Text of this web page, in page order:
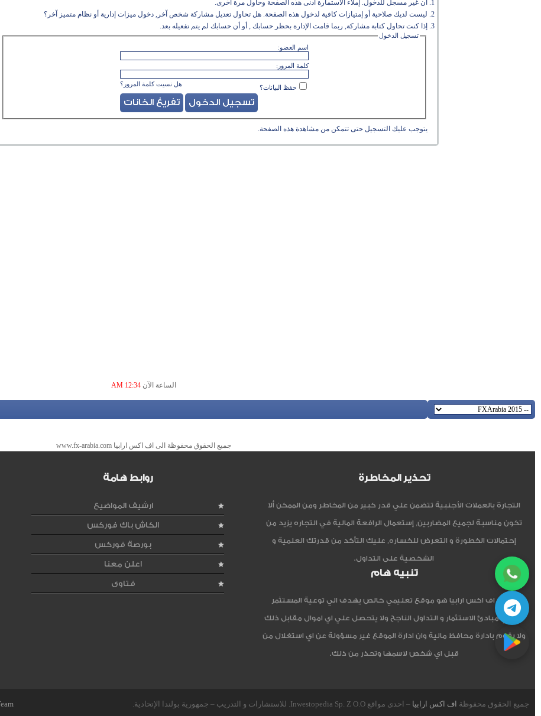
أن غير مسجل للدخول. إملاء الاستمارة أدنى هذه الصفحة وحاول مرة أخرى.
ليست لديك صلاحية أو إمتيازات كافية لدخول هذه الصفحة. هل تحاول تعديل مشاركة شخص آخر, دخول ميزات إدارية أو نظام متميز آخر؟
إذا كنت تحاول كتابة مشاركة, ربما قامت الإدارة بحظر حسابك , أو أن حسابك لم يتم تفعيله بعد.
تسجيل الدخول
اسم العضو:
كلمة المرور:
هل نسيت كلمة المرور؟ حفظ البيانات؟
يتوجب عليكالتسجيل حتى تتمكن من مشاهدة هذه الصفحة.
الساعة الآن 12:34 AM
جميع الحقوق محفوظة الى اف اكس ارابيا www.fx-arabia.com
تحذير المخاطرة
التجارة بالعملات الأجنبية تتضمن علي قدر كبير من المخاطر ومن الممكن ألا
تكون مناسبة لجميع المضاربين, إستعمال الرافعة المالية في التجاره يزيد من
إحتمالات الخطورة و التعرض للخساره, عليك التأكد من قدرتك العلمية و
الشخصية على التداول.
تنبيه هام
موقع اف اكس ارابيا هو موقع تعليمي خالص يهدف الي توعية المستثمر
العربي مبادئ الاستثمار و التداول الناجح ولا يتحصل علي اي اموال مقابل ذلك
ولا يقوم بادارة محافظ مالية وان ادارة الموقع غير مسؤولة عن اي استغلال من
قبل اي شخص لاسمها وتحذر من ذلك.
روابط هامة
ارشيف المواضيع
الكاش باك فوركس
بورصة فوركس
اعلن معنا
فتاوى
جميع الحقوق محفوظة اف اكس ارابيا – احدى مواقع Inwestopedia Sp. Z O.O. للاستشارات و التدريب – جمهورية بولندا الإتحادية.